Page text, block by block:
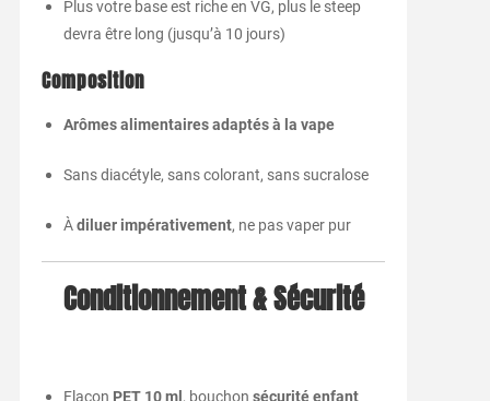
Plus votre base est riche en VG, plus le steep
devra être long (jusqu’à 10 jours)
Composition
Arômes alimentaires adaptés à la vape
Sans diacétyle, sans colorant, sans sucralose
Àdiluer impérativement, ne pas vaper pur
Conditionnement & Sécurité
Flacon PET 10 ml , bouchon sécurité enfant